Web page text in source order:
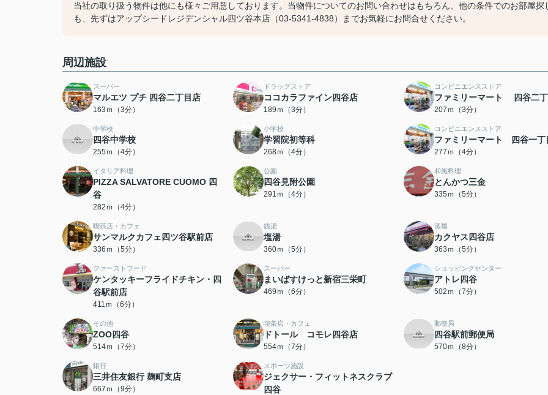
当社の取り扱う物件は他にも様々ご用意しております。当物件についてのお問い合わせはもちろん、他の条件でのお部屋探
も、先ずはアップシードレジデンシャル四ツ谷本店（03-5341-4838）までお気軽にお問合せください。
周辺施設
スーパー
マルエツ プチ 四谷二丁目店
163ｍ（3分）
ドラッグストア
ココカラファイン四谷店
189ｍ（3分）
コンビニエンスストア
ファミリーマート 四谷二
207ｍ（3分）
中学校
四谷中学校
255ｍ（4分）
小学校
学習院初等科
268ｍ（4分）
コンビニエンスストア
ファミリーマート 四谷一丁
277ｍ（4分）
イタリア料理
PIZZA SALVATORE CUOMO 四
谷
282ｍ（4分）
公園
四谷見附公園
291ｍ（4分）
和風料理
とんかつ三金
335ｍ（5分）
喫茶店・カフェ
サンマルクカフェ四ツ谷駅前店
336ｍ（5分）
銭湯
塩湯
360ｍ（5分）
酒屋
カクヤス四谷店
363ｍ（5分）
ファーストフード
ケンタッキーフライドチキン・四
谷駅前店
411ｍ（6分）
スーパー
まいばすけっと新宿三栄町
469ｍ（6分）
ショッピングセンター
アトレ四谷
502ｍ（7分）
その他
ZOO四谷
514ｍ（7分）
喫茶店・カフェ
ドトール コモレ四谷店
554ｍ（7分）
郵便局
四谷駅前郵便局
570ｍ（8分）
銀行
三井住友銀行 麹町支店
667ｍ（9分）
スポーツ施設
ジェクサー・フィットネスクラブ
四谷